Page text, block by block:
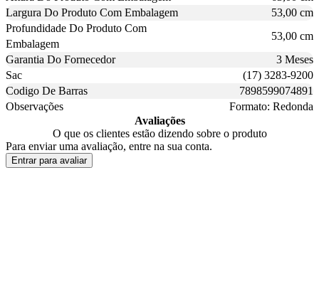
Largura Do Produto Com Embalagem
53,00 cm
Profundidade Do Produto Com
Embalagem
53,00 cm
Garantia Do Fornecedor
3 Meses
Sac
(17) 3283-9200
Codigo De Barras
7898599074891
Observações
Formato: Redonda
Avaliações
O que os clientes estão dizendo sobre o produto
Para enviar uma avaliação, entre na sua conta.
Entrar para avaliar